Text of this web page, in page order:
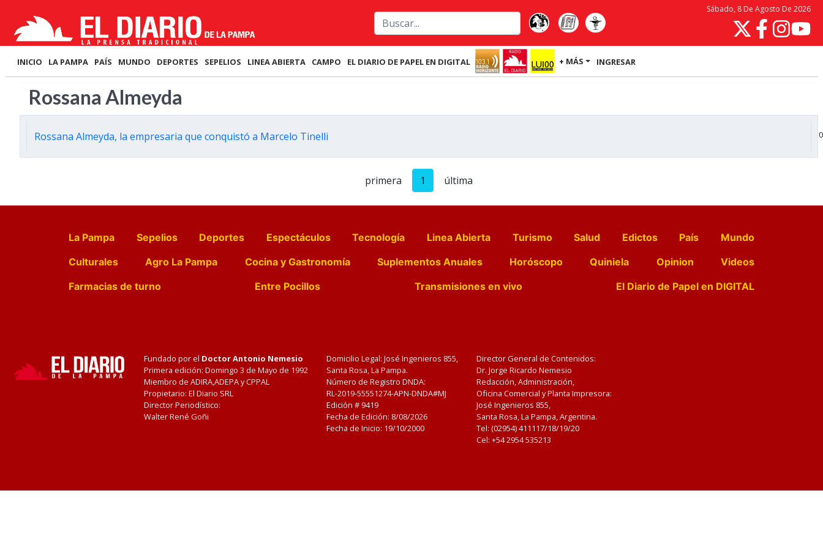
Sábado, 8 De Agosto De 2026
INICIO LA PAMPA PAÍS MUNDO DEPORTES SEPELIOS LINEA ABIERTA CAMPO EL DIARIO DE PAPEL EN DIGITAL + MÁS INGRESAR
Rossana Almeyda
Rossana Almeyda, la empresaria que conquistó a Marcelo Tinelli
primera 1 última
La Pampa Sepelios Deportes Espectáculos Tecnología Linea Abierta Turismo Salud Edictos País
Mundo
Culturales
Agro La Pampa Cocina y Gastronomía Suplementos Anuales Horóscopo Quiniela Opinion
Videos
Farmacias de turno
Entre Pocillos Transmisiones en vivo El Diario de Papel en DIGITAL
Fundado por el Doctor Antonio Nemesio
Primera edición: Domingo 3 de Mayo de 1992
Miembro de ADIRA,ADEPA y CPPAL
Propietario: El Diario SRL
Director Periodístico:
Walter René Goñi
Domicilio Legal: José Ingenieros 855,
Santa Rosa, La Pampa.
Número de Registro DNDA:
RL-2019-55551274-APN-DNDA#MJ
Edición # 9419
Fecha de Edición: 8/08/2026
Fecha de Inicio: 19/10/2000
Director General de Contenidos:
Dr. Jorge Ricardo Nemesio
Redacción, Administración,
Oficina Comercial y Planta Impresora:
José Ingenieros 855,
Santa Rosa, La Pampa, Argentina.
Tel: (02954) 411117/18/19/20
Cel: +54 2954 535213